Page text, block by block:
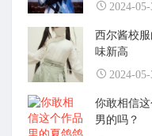
2024-05-
西尔酱校
味新高
2024-05-
你敢相信
男的吗？